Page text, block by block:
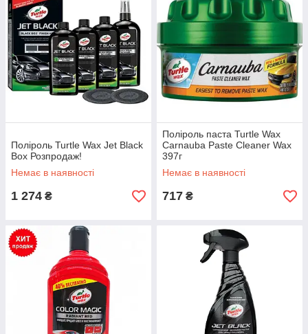
Поліроль Turtle Wax Jet Black
Box Розпродаж!
Немає в наявності
1 274 ₴
Поліроль паста Turtle Wax
Carnauba Paste Cleaner Wax
397г
Немає в наявності
717 ₴